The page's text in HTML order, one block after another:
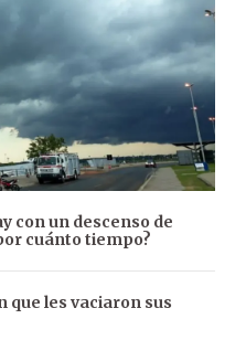
con un descenso de
cuánto tiempo?
que les vaciaron sus